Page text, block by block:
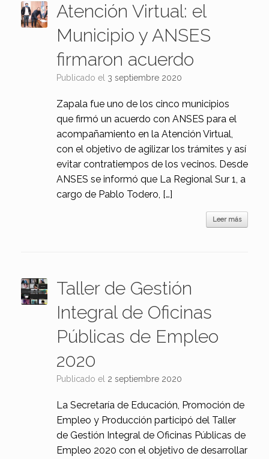
Atención Virtual: el
Municipio y ANSES
firmaron acuerdo
Publicado el 3 septiembre 2020
Zapala fue uno de los cinco municipios
que firmó un acuerdo con ANSES para el
acompañamiento en la Atención Virtual,
con el objetivo de agilizar los trámites y así
evitar contratiempos de los vecinos. Desde
ANSES se informó que La Regional Sur 1, a
cargo de Pablo Todero, […]
Leer más
Taller de Gestión
Integral de Oficinas
Públicas de Empleo
2020
Publicado el 2 septiembre 2020
La Secretaría de Educación, Promoción de
Empleo y Producción participó del Taller
de Gestión Integral de Oficinas Públicas de
Empleo 2020 con el objetivo de desarrollar